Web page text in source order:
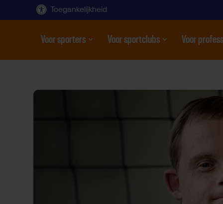
Toegankelijkheid
Open submenu
Voor sporters
Open submenu
Voor sportclubs
Open
Voor